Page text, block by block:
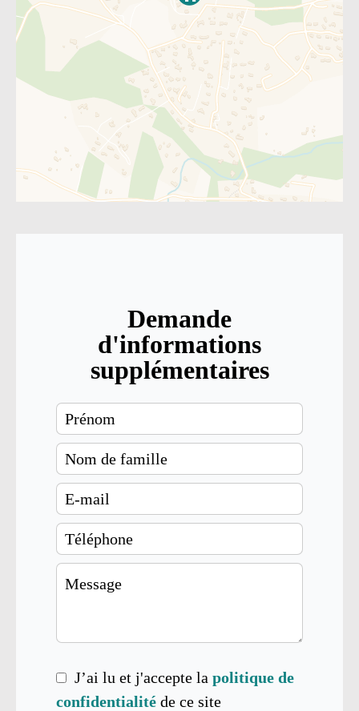
Demande
d'informations
supplémentaires
J’ai lu et j'accepte la politique de
confidentialité de ce site